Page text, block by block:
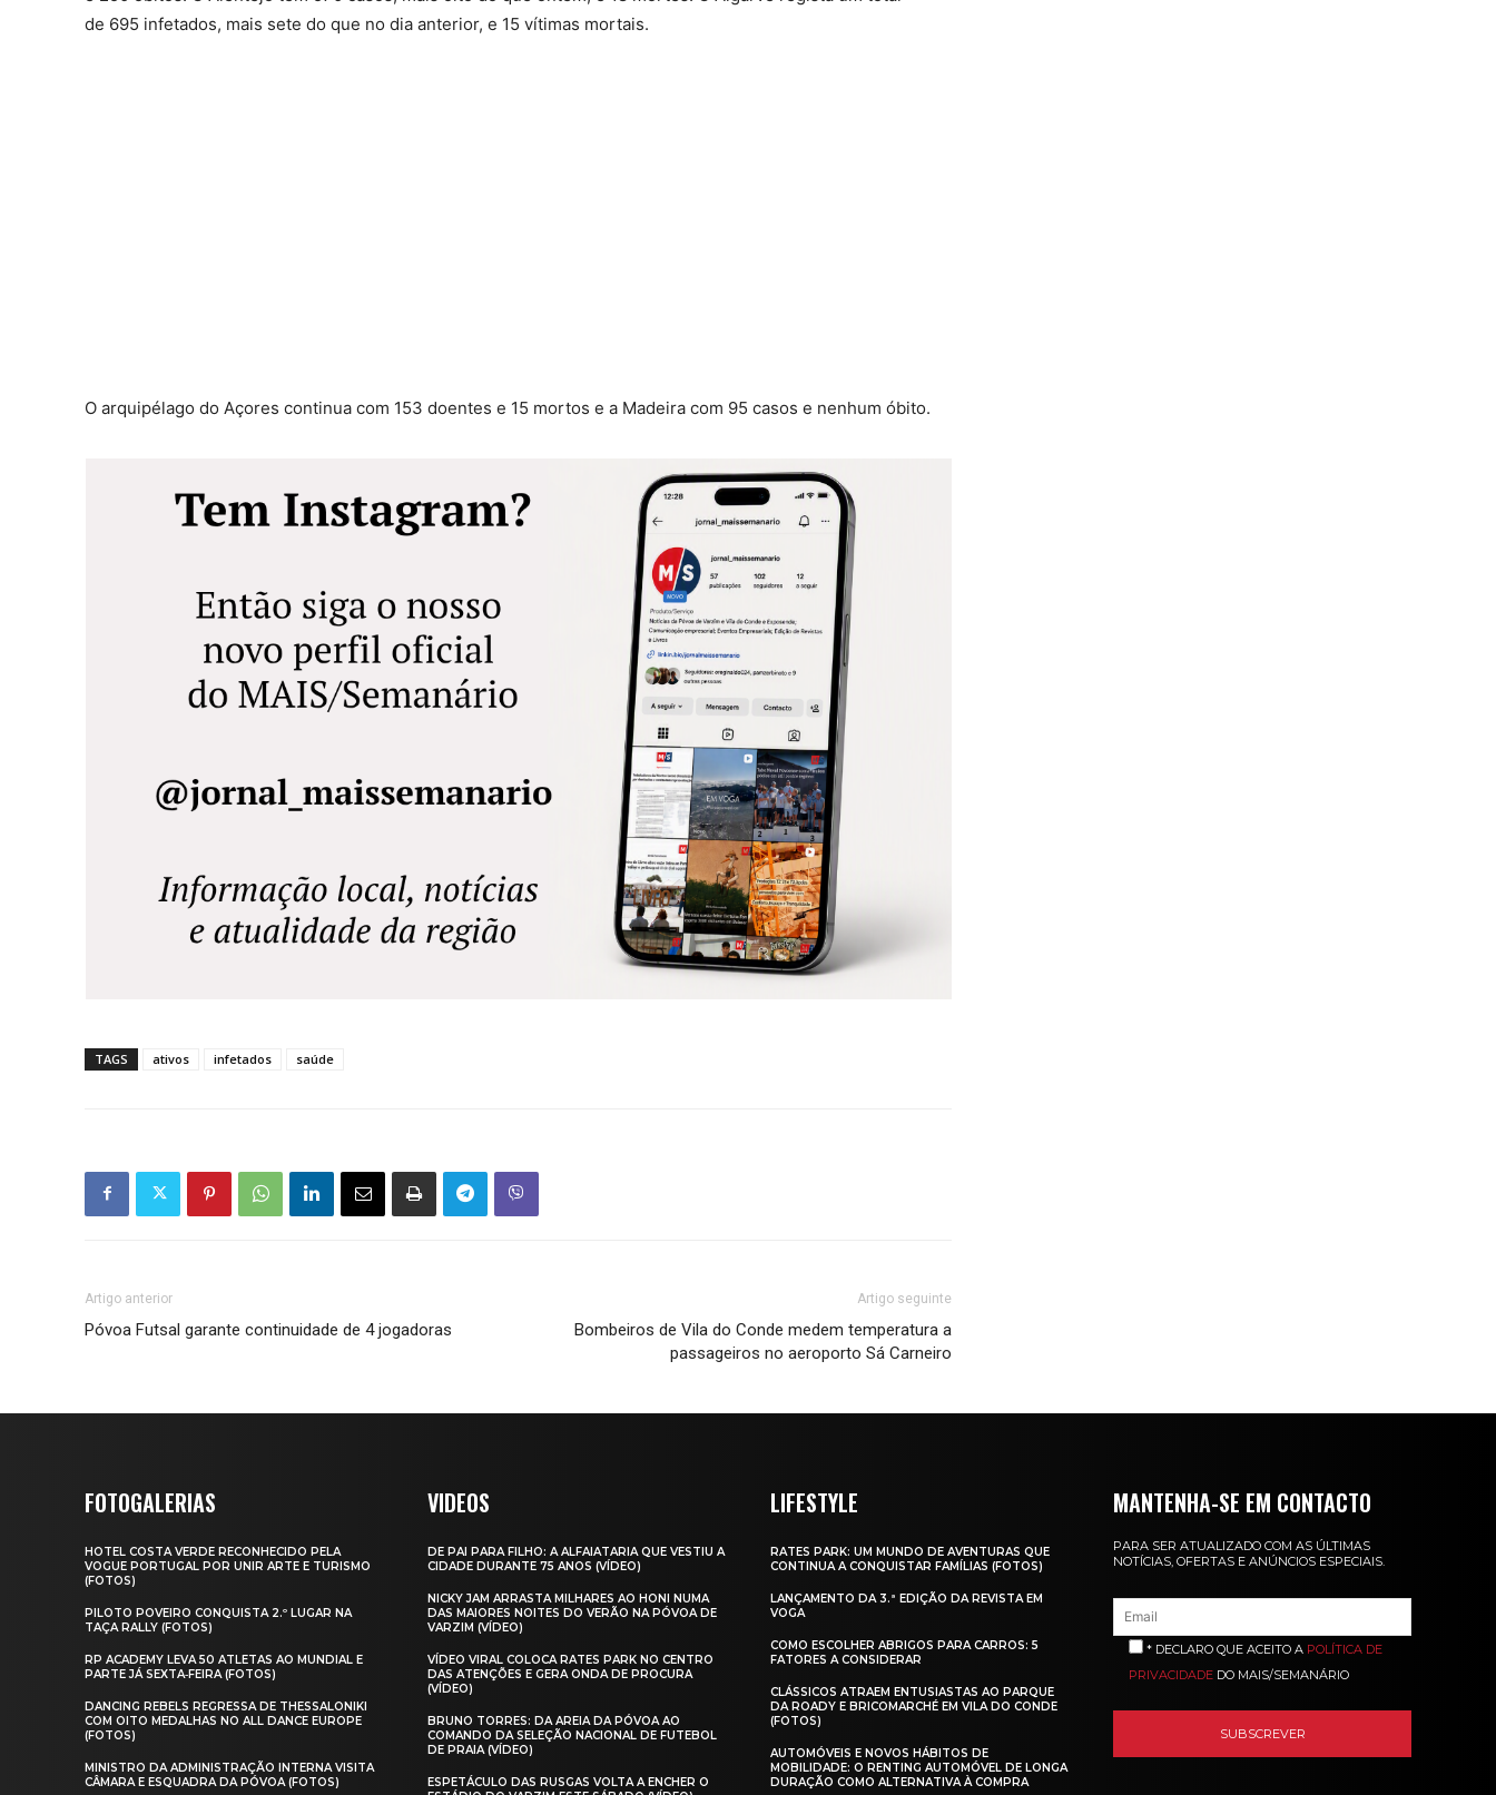
de 695 infetados, mais sete do que no dia anterior, e 15 vítimas mortais.
O arquipélago do Açores continua com 153 doentes e 15 mortos e a Madeira com 95 casos e nenhum óbito.
TAGS ativos infetados saúde
Artigo anterior
Póvoa Futsal garante continuidade de 4 jogadoras
Artigo seguinte
Bombeiros de Vila do Conde medem temperatura a
passageiros no aeroporto Sá Carneiro
FOTOGALERIAS
HOTEL COSTA VERDE RECONHECIDO PELA
VOGUE PORTUGAL POR UNIR ARTE E TURISMO
(FOTOS)
PILOTO POVEIRO CONQUISTA 2.º LUGAR NA
TAÇA RALLY (FOTOS)
RP ACADEMY LEVA 50 ATLETAS AO MUNDIAL E
PARTE JÁ SEXTA‑FEIRA (FOTOS)
DANCING REBELS REGRESSA DE THESSALONIKI
COM OITO MEDALHAS NO ALL DANCE EUROPE
(FOTOS)
MINISTRO DA ADMINISTRAÇÃO INTERNA VISITA
CÂMARA E ESQUADRA DA PÓVOA (FOTOS)
VIDEOS
DE PAI PARA FILHO: A ALFAIATARIA QUE VESTIU A
CIDADE DURANTE 75 ANOS (VÍDEO)
NICKY JAM ARRASTA MILHARES AO HONI NUMA
DAS MAIORES NOITES DO VERÃO NA PÓVOA DE
VARZIM (VÍDEO)
VÍDEO VIRAL COLOCA RATES PARK NO CENTRO
DAS ATENÇÕES E GERA ONDA DE PROCURA
(VÍDEO)
BRUNO TORRES: DA AREIA DA PÓVOA AO
COMANDO DA SELEÇÃO NACIONAL DE FUTEBOL
DE PRAIA (VÍDEO)
ESPETÁCULO DAS RUSGAS VOLTA A ENCHER O
LIFESTYLE
RATES PARK: UM MUNDO DE AVENTURAS QUE
CONTINUA A CONQUISTAR FAMÍLIAS (FOTOS)
LANÇAMENTO DA 3.ª EDIÇÃO DA REVISTA EM
VOGA
COMO ESCOLHER ABRIGOS PARA CARROS: 5
FATORES A CONSIDERAR
CLÁSSICOS ATRAEM ENTUSIASTAS AO PARQUE
DA ROADY E BRICOMARCHÉ EM VILA DO CONDE
(FOTOS)
AUTOMÓVEIS E NOVOS HÁBITOS DE
MOBILIDADE: O RENTING AUTOMÓVEL DE LONGA
DURAÇÃO COMO ALTERNATIVA À COMPRA
MANTENHA-SE EM CONTACTO
PARA SER ATUALIZADO COM AS ÚLTIMAS
NOTÍCIAS, OFERTAS E ANÚNCIOS ESPECIAIS.
* DECLARO QUE ACEITO A POLÍTICA DE
PRIVACIDADE DO MAIS/SEMANÁRIO